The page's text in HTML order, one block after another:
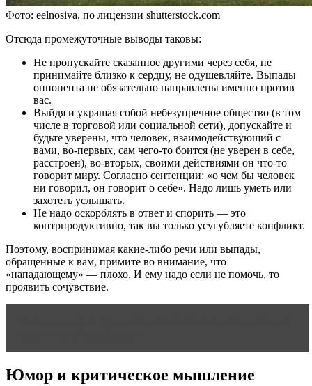
Фото: eelnosiva, по лицензии shutterstock.com
Отсюда промежуточные выводы таковы:
Не пропускайте сказанное другими через себя, не
принимайте близко к сердцу, не одушевляйте. Выпады
оппонента не обязательно направлены именно против
вас.
Выйдя и украшая собой небезупречное общество (в том
числе в торговой или социальной сети), допускайте и
будьте уверены, что человек, взаимодействующий с
вами, во-первых, сам чего-то боится (не уверен в себе,
расстроен), во-вторых, своими действиями он что-то
говорит миру. Согласно сентенции: «о чем бы человек
ни говорил, он говорит о себе». Надо лишь уметь или
захотеть услышать.
Не надо оскорблять в ответ и спорить — это
контрпродуктивно, так вы только усугубляете конфликт.
Поэтому, воспринимая какие-либо речи или выпады,
обращенные к вам, примите во внимание, что
«нападающему» — плохо. И ему надо если не помочь, то
проявить сочувствие.
Юмор и критическое мышление